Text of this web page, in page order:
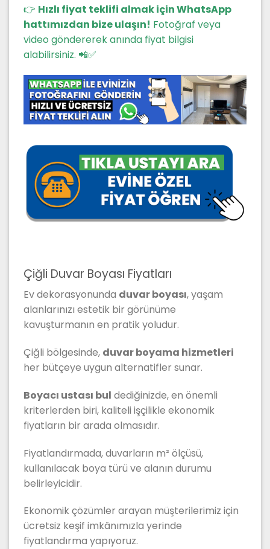
👉 Hızlı fiyat teklifi almak için WhatsApp
hattımızdan bize ulaşın! Fotoğraf veya
video göndererek anında fiyat bilgisi
alabilirsiniz. 📲✅
Çiğli Duvar Boyası Fiyatları
Ev dekorasyonunda duvar boyası, yaşam
alanlarınızı estetik bir görünüme
kavuşturmanın en pratik yoludur.
Çiğli bölgesinde, duvar boyama hizmetleri
her bütçeye uygun alternatifler sunar.
Boyacı ustası bul dediğinizde, en önemli
kriterlerden biri, kaliteli işçilikle ekonomik
fiyatların bir arada olmasıdır.
Fiyatlandırmada, duvarların m² ölçüsü,
kullanılacak boya türü ve alanın durumu
belirleyicidir.
Ekonomik çözümler arayan müşterilerimiz için
ücretsiz keşif imkânımızla yerinde
fiyatlandırma yapıyoruz.